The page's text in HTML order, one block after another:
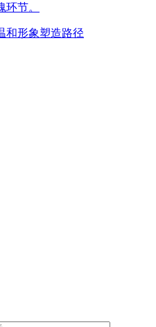
节。
和形象塑造路径